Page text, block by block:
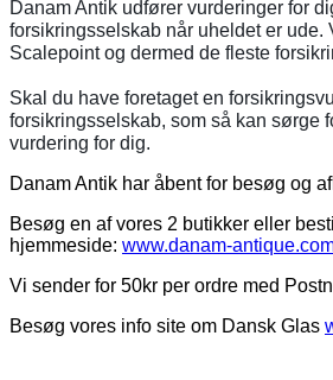
Danam Antik udfører vurderinger for
forsikringsselskab når uheldet er ude.
Scalepoint og dermed de fleste
Skal du have foretaget en
forsikringsselskab, som så kan sørge
vurdering for dig.
Danam Antik har åbent for besøg og
Besøg en af vores 2 butikker eller
hjemmeside: www.danam-
Vi sender for 50kr per ordre med
Besøg vores info site om Dansk Glas